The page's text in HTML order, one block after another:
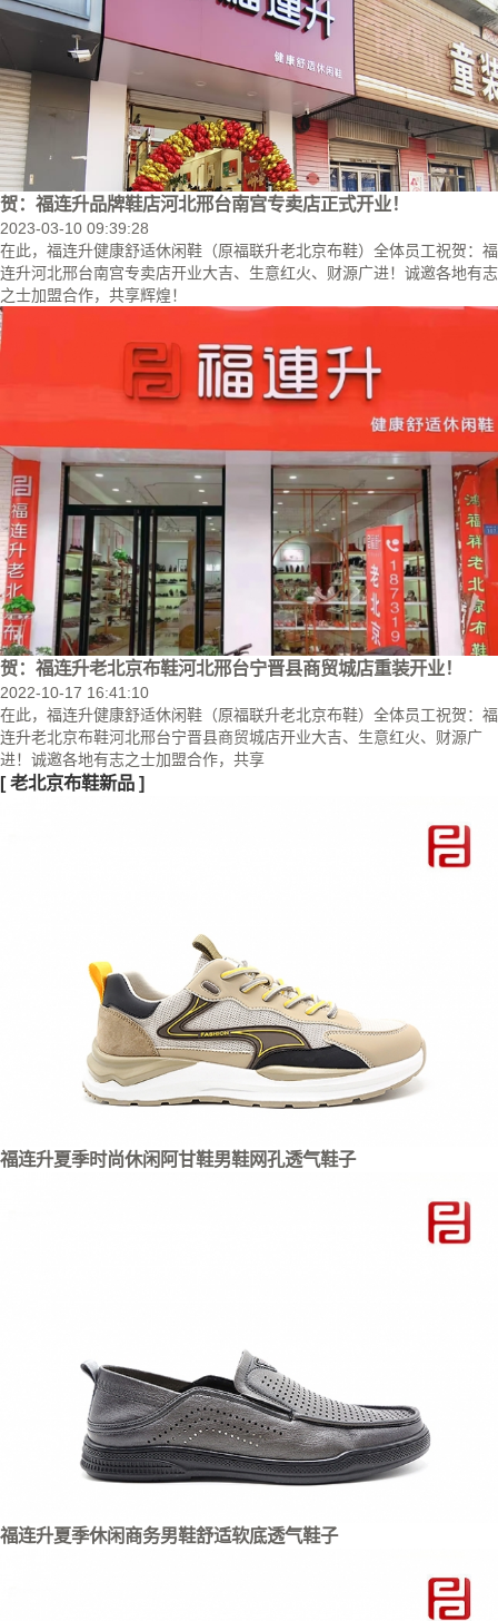
贺：福连升品牌鞋店河北邢台南宫专卖店正式开业！
2023-03-10 09:39:28
在此，福连升健康舒适休闲鞋（原福联升老北京布鞋）全体员工祝贺：福
连升河北邢台南宫专卖店开业大吉、生意红火、财源广进！诚邀各地有志
之士加盟合作，共享辉煌！
贺：福连升老北京布鞋河北邢台宁晋县商贸城店重装开业！
2022-10-17 16:41:10
在此，福连升健康舒适休闲鞋（原福联升老北京布鞋）全体员工祝贺：福
连升老北京布鞋河北邢台宁晋县商贸城店开业大吉、生意红火、财源广
进！诚邀各地有志之士加盟合作，共享
[ 老北京布鞋新品 ]
福连升夏季时尚休闲阿甘鞋男鞋网孔透气鞋子
福连升夏季休闲商务男鞋舒适软底透气鞋子